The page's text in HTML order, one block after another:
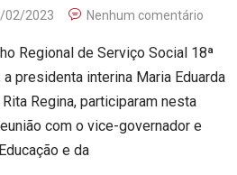
02/2023 Nenhum comentário
Regional de Serviço Social 18ª
a presidenta interina Maria Eduarda
Regina, participaram nesta
com o vice-governador e
e da